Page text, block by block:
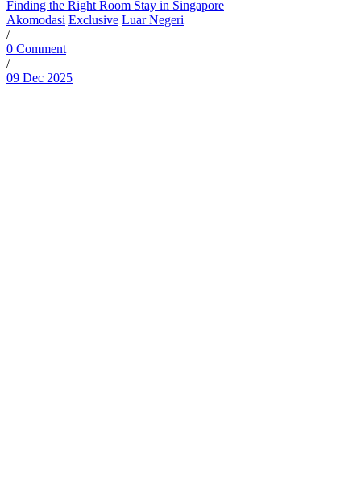
Finding the Right Room Stay in Singapore
Akomodasi Exclusive Luar Negeri
/
0 Comment
/
09 Dec 2025